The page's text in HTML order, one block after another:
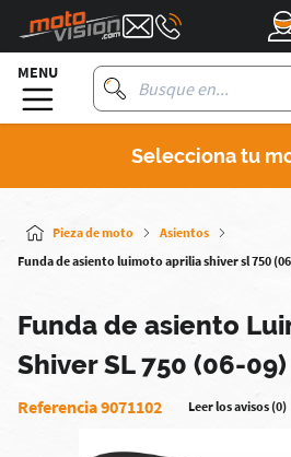
MENU
Selecciona tu
Pieza de moto
Asientos
Funda de asiento luimoto aprilia shiver sl 750
Funda de asiento
Shiver SL 750 (06-09)
Referencia 9071102 Leer los avisos (0)